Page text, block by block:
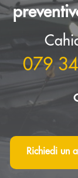
079
Richiedi un